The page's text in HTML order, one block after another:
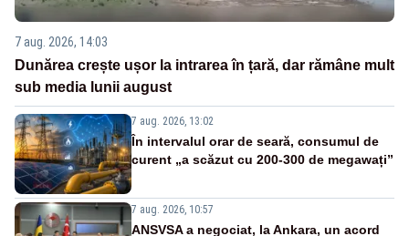
7 aug. 2026, 14:03
Dunărea crește ușor la intrarea în țară, dar rămâne mult
sub media lunii august
7 aug. 2026, 13:02
În intervalul orar de seară, consumul de
curent „a scăzut cu 200-300 de megawați”
7 aug. 2026, 10:57
ANSVSA a negociat, la Ankara, un acord